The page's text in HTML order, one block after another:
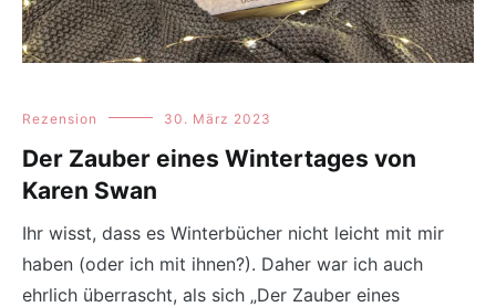
Rezension 30. März 2023
Der Zauber eines Wintertages von
Karen Swan
Ihr wisst, dass es Winterbücher nicht leicht mit mir
haben (oder ich mit ihnen?). Daher war ich auch
ehrlich überrascht, als sich „Der Zauber eines